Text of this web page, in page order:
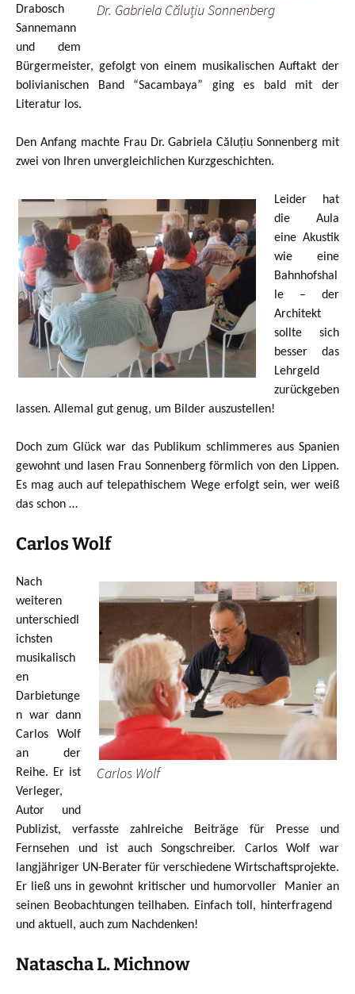
Dr. Gabriela Căluțiu Sonnenberg
Drabosch
Sannemann
und dem
Bürgermeister, gefolgt von einem musikalischen Auftakt der
bolivianischen Band “Sacambaya” ging es bald mit der
Literatur los.
Den Anfang machte Frau Dr. Gabriela Căluțiu Sonnenberg mit
zwei von Ihren unvergleichlichen Kurzgeschichten.
Leider hat
die Aula
eine Akustik
wie eine
Bahnhofshal
le – der
Architekt
sollte sich
besser das
Lehrgeld
zurückgeben
lassen. Allemal gut genug, um Bilder auszustellen!
Doch zum Glück war das Publikum schlimmeres aus Spanien
gewohnt und lasen Frau Sonnenberg förmlich von den Lippen.
Es mag auch auf telepathischem Wege erfolgt sein, wer weiß
das schon …
Carlos Wolf
Carlos Wolf
Nach
weiteren
unterschiedl
ichsten
musikalisch
en
Darbietunge
n war dann
Carlos Wolf
an der
Reihe. Er ist
Verleger,
Autor und
Publizist, verfasste zahlreiche Beiträge für Presse und
Fernsehen und ist auch Songschreiber. Carlos Wolf war
langjähriger UN-Berater für verschiedene Wirtschaftsprojekte.
Er ließ uns in gewohnt kritischer und humorvoller Manier an
seinen Beobachtungen teilhaben. Einfach toll, hinterfragend
und aktuell, auch zum Nachdenken!
Natascha L. Michnow